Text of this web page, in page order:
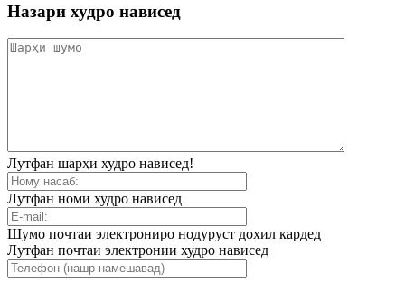
Назари худро нависед
Лутфан шарҳи худро нависед!
Лутфан номи худро нависед
Шумо почтаи электрониро нодуруст дохил кардед
Лутфан почтаи электронии худро нависед